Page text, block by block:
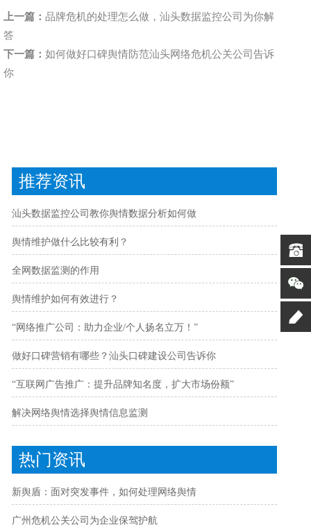
上一篇： 品牌危机的处理怎么做，汕头数据监控公司为你解
答
下一篇： 如何做好口碑舆情防范汕头网络危机公关公司告诉
你
推荐资讯
汕头数据监控公司教你舆情数据分析如何做
舆情维护做什么比较有利？
全网数据监测的作用
舆情维护如何有效进行？
“网络推广公司：助力企业/个人扬名立万！”
做好口碑营销有哪些？汕头口碑建设公司告诉你
“互联网广告推广：提升品牌知名度，扩大市场份额”
解决网络舆情选择舆情信息监测
热门资讯
新舆盾：面对突发事件，如何处理网络舆情
广州危机公关公司为企业保驾护航